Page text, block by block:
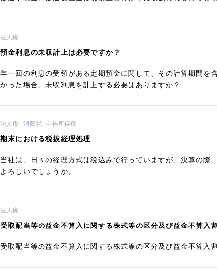
法人税
預金利息の未収計上は必要ですか？
年一回の利息の受領がある定期預金に関して、その計算期間を
かった場合、未収利息を計上する必要はありますか？
法人税 消費税 申告所得税
期末における税抜経理処理
当社は、日々の経理方式は税込みで行っていますが、決算の際
よろしいでしょうか。
法人税
受取配当等の益金不算入に関する株式等の区分及び益金不算入
受取配当等の益金不算入に関する株式等の区分及び益金不算入